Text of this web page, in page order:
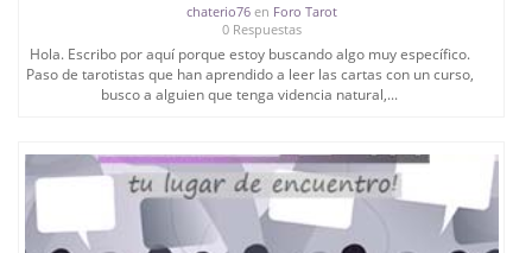
chaterio76en Foro Tarot
0 Respuestas
Hola. Escribo por aquí porque estoy buscando algo muy específico.
Paso de tarotistas que han aprendido a leer las cartas con un curso,
busco a alguien que tenga videncia natural,...